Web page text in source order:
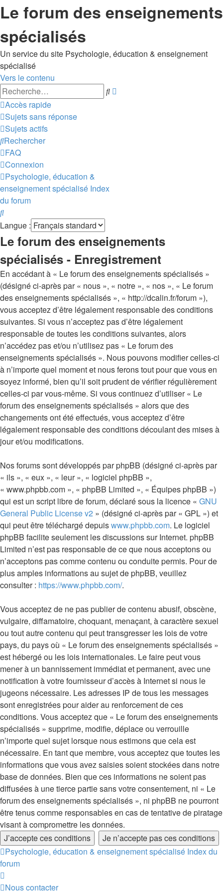
Le forum des enseignements
spécialisés
Un service du site Psychologie, éducation & enseignement
spécialisé
Vers le contenu
Rechercher
Accès rapide
Sujets sans réponse
Sujets actifs
Rechercher
FAQ
Connexion
Psychologie, éducation &
enseignement spécialisé Index
du forum
Rechercher
Langue :
Le forum des enseignements
spécialisés - Enregistrement
En accédant à « Le forum des enseignements spécialisés »
(désigné ci-après par « nous », « notre », « nos », « Le forum
des enseignements spécialisés », « http://dcalin.fr/forum »),
vous acceptez d’être légalement responsable des conditions
suivantes. Si vous n’acceptez pas d’être légalement
responsable de toutes les conditions suivantes, alors
n’accédez pas et/ou n’utilisez pas « Le forum des
enseignements spécialisés ». Nous pouvons modifier celles-ci
à n’importe quel moment et nous ferons tout pour que vous en
soyez informé, bien qu’il soit prudent de vérifier régulièrement
celles-ci par vous-même. Si vous continuez d’utiliser « Le
forum des enseignements spécialisés » alors que des
changements ont été effectués, vous acceptez d’être
légalement responsable des conditions découlant des mises à
jour et/ou modifications.
Nos forums sont développés par phpBB (désigné ci-après par
« ils », « eux », « leur », « logiciel phpBB »,
« www.phpbb.com », « phpBB Limited », « Équipes phpBB »)
qui est un script libre de forum, déclaré sous la licence « GNU
General Public License v2 » (désigné ci-après par « GPL ») et
qui peut être téléchargé depuiswww.phpbb.com. Le logiciel
phpBB facilite seulement les discussions sur Internet. phpBB
Limited n’est pas responsable de ce que nous acceptons ou
n’acceptons pas comme contenu ou conduite permis. Pour de
plus amples informations au sujet de phpBB, veuillez
consulter : https://www.phpbb.com/.
Vous acceptez de ne pas publier de contenu abusif, obscène,
vulgaire, diffamatoire, choquant, menaçant, à caractère sexuel
ou tout autre contenu qui peut transgresser les lois de votre
pays, du pays où « Le forum des enseignements spécialisés »
est hébergé ou les lois internationales. Le faire peut vous
mener à un bannissement immédiat et permanent, avec une
notification à votre fournisseur d’accès à Internet si nous le
jugeons nécessaire. Les adresses IP de tous les messages
sont enregistrées pour aider au renforcement de ces
conditions. Vous acceptez que « Le forum des enseignements
spécialisés » supprime, modifie, déplace ou verrouille
n’importe quel sujet lorsque nous estimons que cela est
nécessaire. En tant que membre, vous acceptez que toutes les
informations que vous avez saisies soient stockées dans notre
base de données. Bien que ces informations ne soient pas
diffusées à une tierce partie sans votre consentement, ni « Le
forum des enseignements spécialisés », ni phpBB ne pourront
être tenus comme responsables en cas de tentative de piratage
visant à compromettre les données.
Psychologie, éducation & enseignement spécialisé Index du
forum
Nous contacter